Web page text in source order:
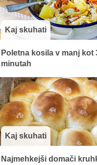
Kaj skuhati
Poletna kosila v manj kot
minutah
Kaj skuhati
Najmehkejši domači